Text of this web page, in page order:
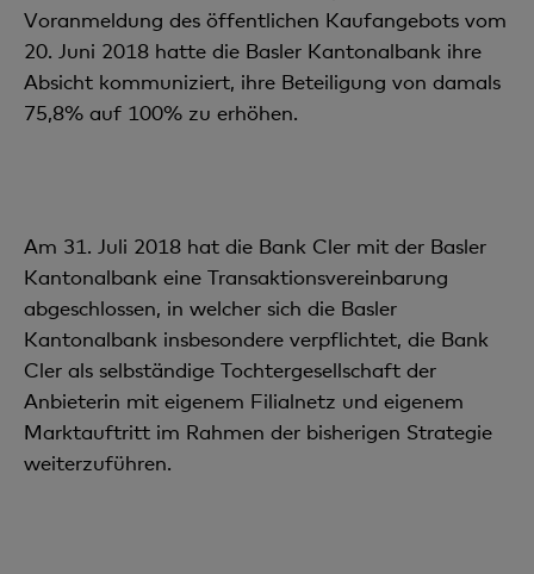
Voranmeldung des öffentlichen Kaufangebots vom
20. Juni 2018 hatte die Basler Kantonalbank ihre
Absicht kommuniziert, ihre Beteiligung von damals
75,8% auf 100% zu erhöhen.
Am 31. Juli 2018 hat die Bank Cler mit der Basler
Kantonalbank eine Transaktionsvereinbarung
abgeschlossen, in welcher sich die Basler
Kantonalbank insbesondere verpflichtet, die Bank
Cler als selbständige Tochtergesellschaft der
Anbieterin mit eigenem Filialnetz und eigenem
Marktauftritt im Rahmen der bisherigen Strategie
weiterzuführen.